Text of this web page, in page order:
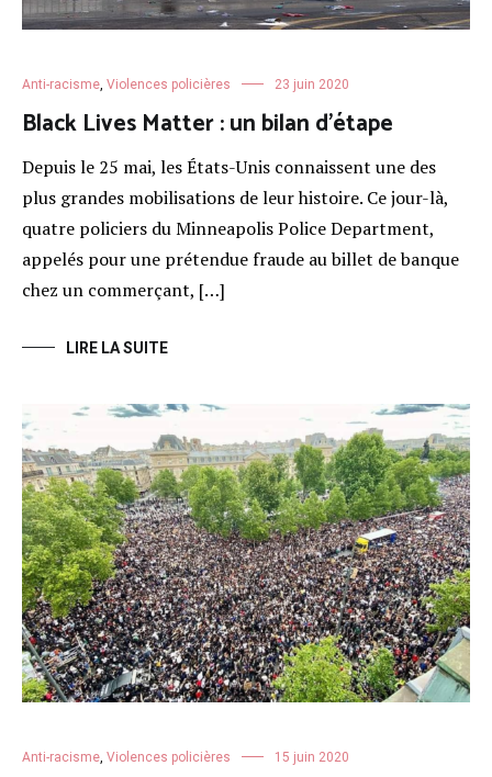
Anti-racisme, Violences policières 23 juin 2020
Black Lives Matter : un bilan d’étape
Depuis le 25 mai, les États-Unis connaissent une des
plus grandes mobilisations de leur histoire. Ce jour-là,
quatre policiers du Minneapolis Police Department,
appelés pour une prétendue fraude au billet de banque
chez un commerçant, […]
LIRE LA SUITE
Anti-racisme, Violences policières 15 juin 2020